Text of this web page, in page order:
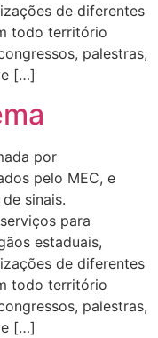
de diferentes
todo território
palestras,
[…]
por
pelo MEC, e
sinais.
para
estaduais,
de diferentes
todo território
palestras,
[…]